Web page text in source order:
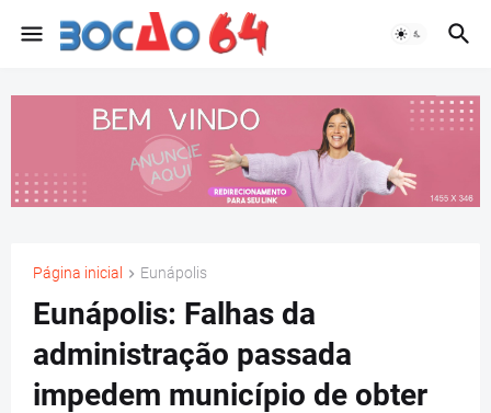
Página inicial Eunápolis
Eunápolis: Falhas da
administração passada
impedem município de obter